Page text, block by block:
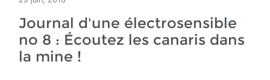
Journal d'une électrosensible
no 8 : Écoutez les canaris dans
la mine !